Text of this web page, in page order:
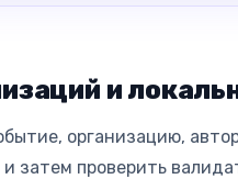
и
организацию,
затем проверить